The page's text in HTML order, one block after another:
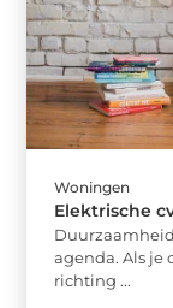
Woningen
Elektrische
agenda. Als je
richting ...